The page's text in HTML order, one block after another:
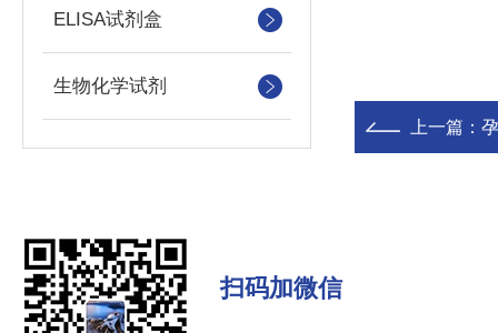
ELISA试剂盒
生物化学试剂
上一篇：
扫码加微信